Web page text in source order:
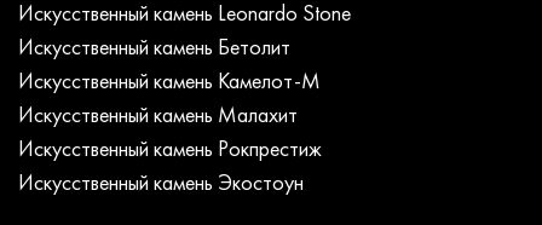
Искусcтвенный камень Leonardo Stone
Искусcтвенный камень Бетолит
Искусcтвенный камень Камелот-М
Искусcтвенный камень Малахит
Искусcтвенный камень Рокпрестиж
Искусcтвенный камень Экостоун